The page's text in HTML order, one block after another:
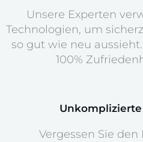
Unsere Experten
Technologien, um
so gut wie neu
100%
Vergessen Sie